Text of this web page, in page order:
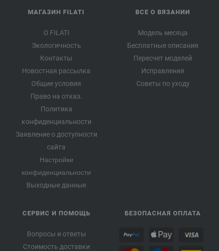
МАГАЗИН FILATI
О FILATI
Экологичность
Контакты
Новостная рассылка
Общие условия
Право на отказ.
Политика
конфиденциальности
Заявление о доступности
сайта
Настройки
конфиденциальности
Выходные данные
ВСЕ О ВЯЗАНИИ
Модель месяца
Бесплатные описания
Пересчет моделей
Исправления
Советы по уходу
СЕРВИС И ПОМОЩЬ
Вопросы и ответы
Стоимость доставки
БЕЗОПАСНАЯ ОПЛАТА